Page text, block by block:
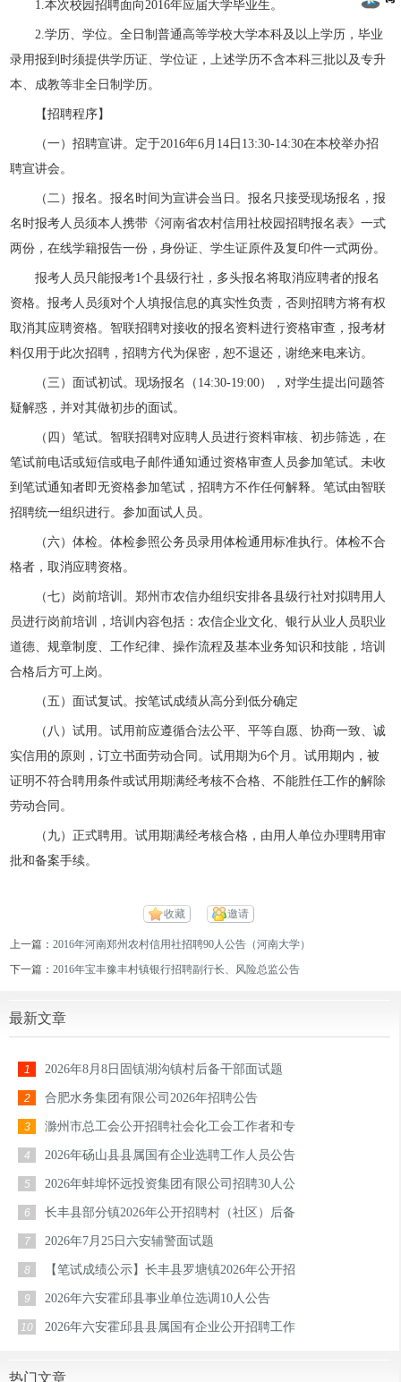
1.本次校园招聘面向2016年应届大学毕业生。
2.学历、学位。全日制普通高等学校大学本科及以上学历，毕业
录用报到时须提供学历证、学位证，上述学历不含本科三批以及专升
本、成教等非全日制学历。
【招聘程序】
（一）招聘宣讲。定于2016年6月14日13:30-14:30在本校举办招
聘宣讲会。
（二）报名。报名时间为宣讲会当日。报名只接受现场报名，报
名时报考人员须本人携带《河南省农村信用社校园招聘报名表》一式
两份，在线学籍报告一份，身份证、学生证原件及复印件一式两份。
报考人员只能报考1个县级行社，多头报名将取消应聘者的报名
资格。报考人员须对个人填报信息的真实性负责，否则招聘方将有权
取消其应聘资格。智联招聘对接收的报名资料进行资格审查，报考材
料仅用于此次招聘，招聘方代为保密，恕不退还，谢绝来电来访。
（三）面试初试。现场报名（14:30-19:00），对学生提出问题答
疑解惑，并对其做初步的面试。
（四）笔试。智联招聘对应聘人员进行资料审核、初步筛选，在
笔试前电话或短信或电子邮件通知通过资格审查人员参加笔试。未收
到笔试通知者即无资格参加笔试，招聘方不作任何解释。笔试由智联
招聘统一组织进行。参加面试人员。
（六）体检。体检参照公务员录用体检通用标准执行。体检不合
格者，取消应聘资格。
（七）岗前培训。郑州市农信办组织安排各县级行社对拟聘用人
员进行岗前培训，培训内容包括：农信企业文化、银行从业人员职业
道德、规章制度、工作纪律、操作流程及基本业务知识和技能，培训
合格后方可上岗。
（五）面试复试。按笔试成绩从高分到低分确定
（八）试用。试用前应遵循合法公平、平等自愿、协商一致、诚
实信用的原则，订立书面劳动合同。试用期为6个月。试用期内，被
证明不符合聘用条件或试用期满经考核不合格、不能胜任工作的解除
劳动合同。
（九）正式聘用。试用期满经考核合格，由用人单位办理聘用审
批和备案手续。
收藏 邀请
上一篇：2016年河南郑州农村信用社招聘90人公告（河南大学）
下一篇：2016年宝丰豫丰村镇银行招聘副行长、风险总监公告
最新文章
1 2026年8月8日固镇湖沟镇村后备干部面试题
2 合肥水务集团有限公司2026年招聘公告
3 滁州市总工会公开招聘社会化工会工作者和专
4 2026年砀山县县属国有企业选聘工作人员公告
5 2026年蚌埠怀远投资集团有限公司招聘30人公
6 长丰县部分镇2026年公开招聘村（社区）后备
7 2026年7月25日六安辅警面试题
8 【笔试成绩公示】长丰县罗塘镇2026年公开招
9 2026年六安霍邱县事业单位选调10人公告
10 2026年六安霍邱县县属国有企业公开招聘工作
热门文章